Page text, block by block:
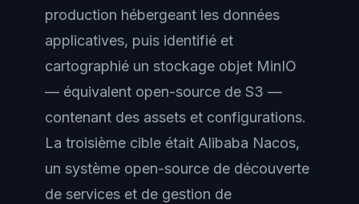
production hébergeant les données
applicatives, puis identifié et
cartographié un stockage objet MinIO
— équivalent open-source de S3 —
contenant des assets et configurations.
La troisième cible était Alibaba Nacos,
un système open-source de découverte
de services et de gestion de